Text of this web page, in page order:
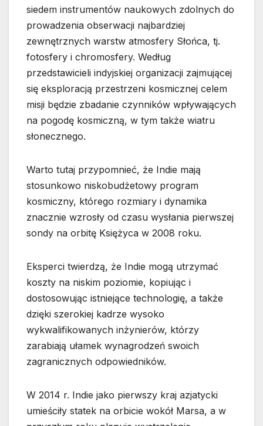
siedem instrumentów naukowych zdolnych do
prowadzenia obserwacji najbardziej
zewnętrznych warstw atmosfery Słońca, tj.
fotosfery i chromosfery. Według
przedstawicieli indyjskiej organizacji zajmującej
się eksploracją przestrzeni kosmicznej celem
misji będzie zbadanie czynników wpływających
na pogodę kosmiczną, w tym także wiatru
słonecznego.
Warto tutaj przypomnieć, że Indie mają
stosunkowo niskobudżetowy program
kosmiczny, którego rozmiary i dynamika
znacznie wzrosły od czasu wysłania pierwszej
sondy na orbitę Księżyca w 2008 roku.
Eksperci twierdzą, że Indie mogą utrzymać
koszty na niskim poziomie, kopiując i
dostosowując istniejące technologię, a także
dzięki szerokiej kadrze wysoko
wykwalifikowanych inżynierów, którzy
zarabiają ułamek wynagrodzeń swoich
zagranicznych odpowiedników.
W 2014 r. Indie jako pierwszy kraj azjatycki
umieściły statek na orbicie wokół Marsa, a w